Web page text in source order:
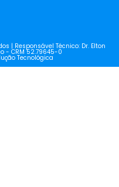
| Responsável Técnico: Dr. Elton
- CRM 52.79645-0
Tecnológica